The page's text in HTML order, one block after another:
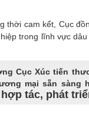
thời cam kết, Cục
trong lĩnh vực
Cục Xúc tiến
mại sẵn
tác, phát